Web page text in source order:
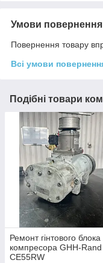
Умови повернення
Повернення товару
Всі умови
Подібні товари
Ремонт гінтового блока
компресора GHH-Rand
CE55RW